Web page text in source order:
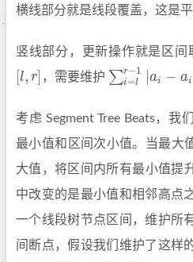
横线部分就是线段覆盖，这是平
竖线部分，更新操作就是区
[l, r]
l,r ] ，需要维护 ∑r−1
i=l ai − ai
∑ =lr− |ai −ai +1
考虑 Segment Tree Beats，我
最小值和区间次小值。当最大
大值，将区间内所有最小值提
中改变的是最小值和相邻高点
一个线段树节点区间，维护所
间断点，假设我们维护了这样